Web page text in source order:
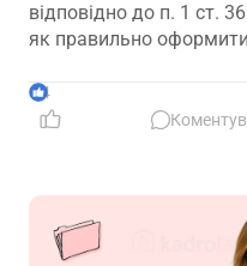
відповідно до п. 1 ст.
як правильно оформити
зафіксувати
роботодавцем.
4